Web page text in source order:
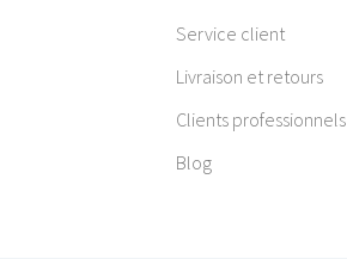
Service client
Livraison et retours
Clients professionnels
Blog